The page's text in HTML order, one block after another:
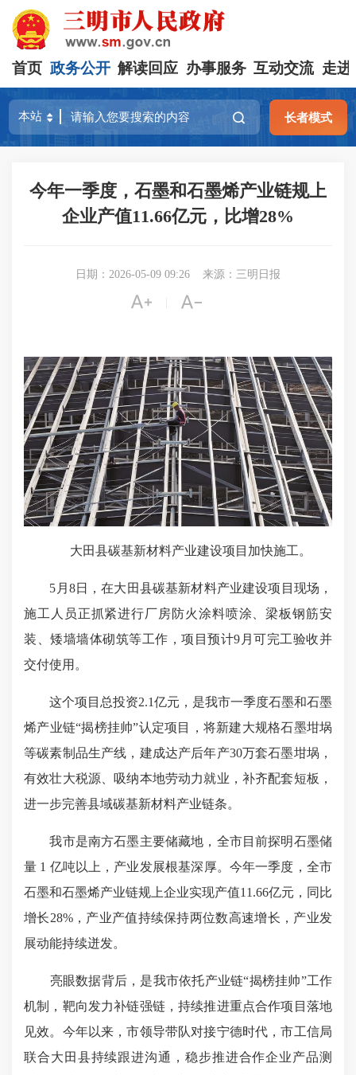
首页 政务公开 解读回应 办事服务 互动交流 走进
长者模式
今年一季度，石墨和石墨烯产业链规上
企业产值11.66亿元，比增28%
日期：2026-05-09 09:26 来源：三明日报
 
大田县碳基新材料产业建设项目加快施工。
5月8日，在大田县碳基新材料产业建设项目现场，
施工人员正抓紧进行厂房防火涂料喷涂、梁板钢筋安
装、矮墙墙体砌筑等工作，项目预计9月可完工验收并
交付使用。
这个项目总投资2.1亿元，是我市一季度石墨和石墨
烯产业链“揭榜挂帅”认定项目，将新建大规格石墨坩埚
等碳素制品生产线，建成达产后年产30万套石墨坩埚，
有效壮大税源、吸纳本地劳动力就业，补齐配套短板，
进一步完善县域碳基新材料产业链条。
我市是南方石墨主要储藏地，全市目前探明石墨储
量 1 亿吨以上，产业发展根基深厚。今年一季度，全市
石墨和石墨烯产业链规上企业实现产值11.66亿元，同比
增长28%，产业产值持续保持两位数高速增长，产业发
展动能持续迸发。
亮眼数据背后，是我市依托产业链“揭榜挂帅”工作
机制，靶向发力补链强链，持续推进重点合作项目落地
见效。今年以来，市领导带队对接宁德时代，市工信局
联合大田县持续跟进沟通，稳步推进合作企业产品测